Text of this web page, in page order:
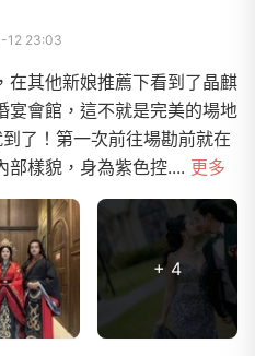
12 23:03
在其他新娘推薦下看到了晶麒
宴會館，這不就是完美的場地
了！第一次前往場勘前就在
部樣貌，身為紫色控.... 更多
+ 4